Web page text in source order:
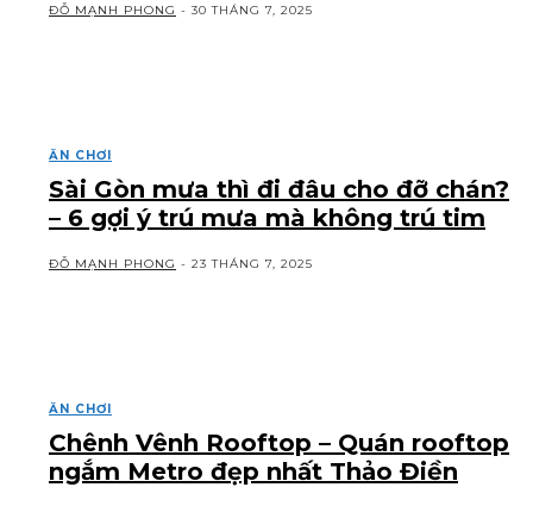
ĐỖ MẠNH PHONG - 30 THÁNG 7, 2025
ĂN CHƠI
Sài Gòn mưa thì đi đâu cho đỡ chán?
– 6 gợi ý trú mưa mà không trú tim
ĐỖ MẠNH PHONG - 23 THÁNG 7, 2025
ĂN CHƠI
Chênh Vênh Rooftop – Quán rooftop
ngắm Metro đẹp nhất Thảo Điền